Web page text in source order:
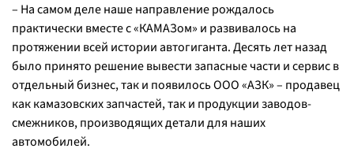
– На самом деле наше направление рождалось
практически вместе с «КАМАЗом» и развивалось на
протяжении всей истории автогиганта. Десять лет назад
было принято решение вывести запасные части и сервис в
отдельный бизнес, так и появилось ООО «АЗК» – продавец
как камазовских запчастей, так и продукции заводов-
смежников, производящих детали для наших
автомобилей.